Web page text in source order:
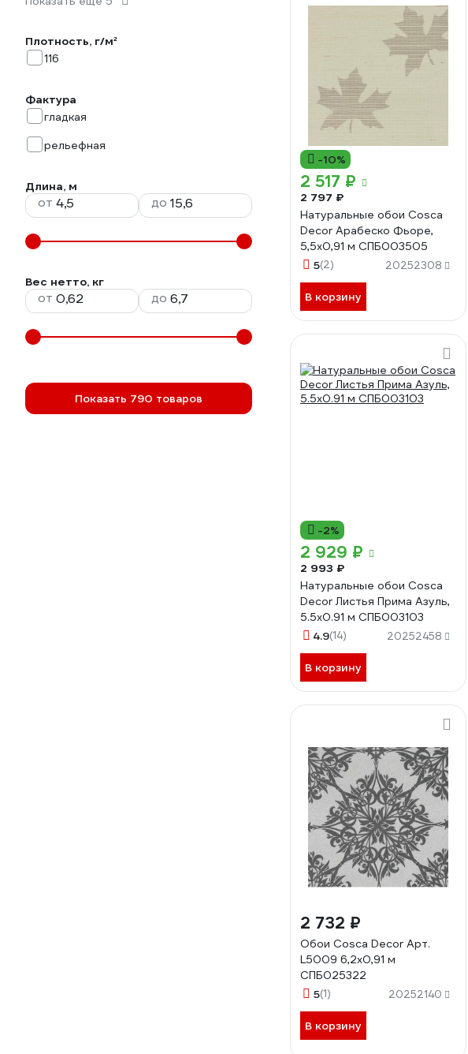
Плотность, г/м²
116
Фактура
гладкая
рельефная
Длина, м
от до
Вес нетто, кг
от до
Показать 790 товаров
-10%
2 517 ₽
2 797 ₽
Натуральные обои Cosca
Decor Арабеско Фьоре,
5,5x0,91 м СПБ003505
5(2) 20252308
В корзину
-2%
2 929 ₽
2 993 ₽
Натуральные обои Cosca
Decor Листья Прима Азуль,
5.5x0.91 м СПБ003103
4.9(14) 20252458
В корзину
2 732 ₽
Обои Cosca Decor Арт.
L5009 6,2x0,91 м
СПБ025322
5(1) 20252140
В корзину